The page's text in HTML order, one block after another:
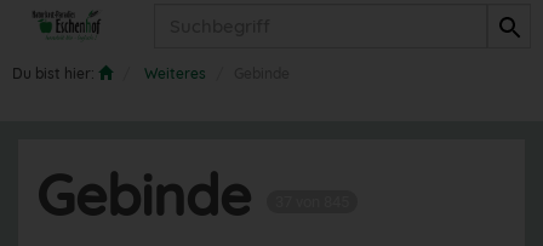
Du bist hier: Weiteres
Gebinde